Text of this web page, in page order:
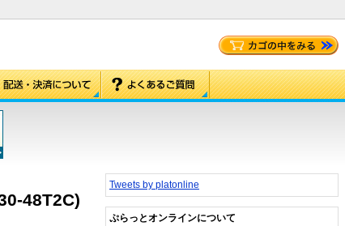
48T2C)
Tweets by platonline
ぷらっとオンラインについて